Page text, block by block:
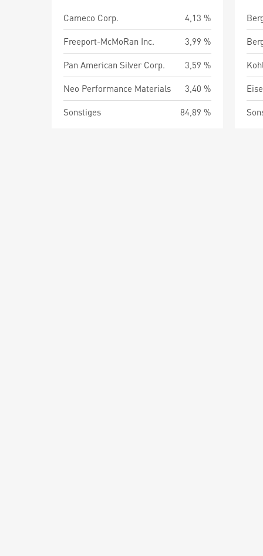
Cameco Corp.
4,13 %
Freeport-McMoRan Inc.
3,99 %
Pan American Silver Corp.
3,59 %
Neo Performance Materials
3,40 %
Sonstiges
84,89 %